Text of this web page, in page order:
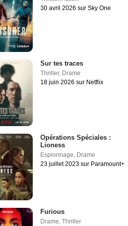
30 avril 2026 sur Sky One
Sur tes traces
Thriller, Drame
18 juin 2026 sur Netflix
Opérations Spéciales :
Lioness
Espionnage, Drame
23 juillet 2023 sur Paramount+
Furious
Drame, Thriller